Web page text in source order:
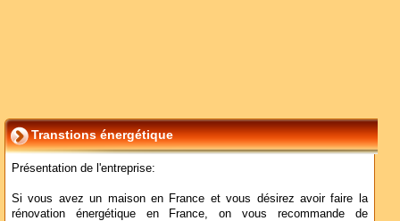
Transtions énergétique
Présentation de l'entreprise:
Si vous avez un maison en France et vous désirez avoir faire la
rénovation énergétique en France, on vous recommande de